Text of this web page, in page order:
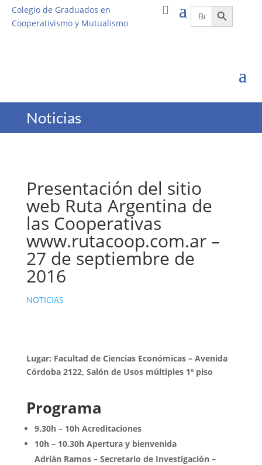
Colegio de Graduados en
Cooperativismo y Mutualismo
Buscar:Botón de búsqueda
Noticias
Presentación del sitio
web Ruta Argentina de
las Cooperativas
www.rutacoop.com.ar –
27 de septiembre de
2016
NOTICIAS
Lugar: Facultad de Ciencias Económicas – Avenida
Córdoba 2122, Salón de Usos múltiples 1º piso
Programa
9.30h – 10h Acreditaciones
10h – 10.30h Apertura y bienvenida
Adrián Ramos – Secretario de Investigación –